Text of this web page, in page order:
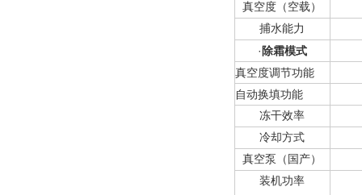
真空度（空载）
捕水能力
· 除霜模式
真空度调节功能
自动换填功能
冻干效率
冷却方式
真空泵（国产）
装机功率